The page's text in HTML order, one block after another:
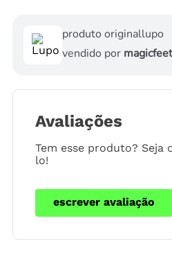
produto originallupo
vendido por magicfeet
Avaliações
Tem esse produto? Seja
lo!
escrever avaliação